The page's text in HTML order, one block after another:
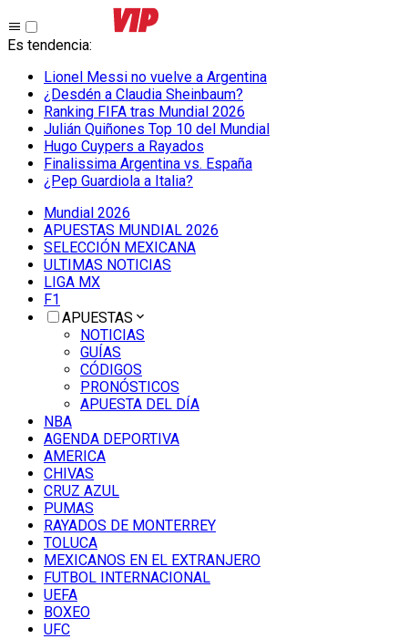
Es tendencia:
Lionel Messi no vuelve a Argentina
¿Desdén a Claudia Sheinbaum?
Ranking FIFA tras Mundial 2026
Julián Quiñones Top 10 del Mundial
Hugo Cuypers a Rayados
Finalissima Argentina vs. España
¿Pep Guardiola a Italia?
Mundial 2026
APUESTAS MUNDIAL 2026
SELECCIÓN MEXICANA
ULTIMAS NOTICIAS
LIGA MX
F1
APUESTAS
NOTICIAS
GUÍAS
CÓDIGOS
PRONÓSTICOS
APUESTA DEL DÍA
NBA
AGENDA DEPORTIVA
AMERICA
CHIVAS
CRUZ AZUL
PUMAS
RAYADOS DE MONTERREY
TOLUCA
MEXICANOS EN EL EXTRANJERO
FUTBOL INTERNACIONAL
UEFA
BOXEO
UFC